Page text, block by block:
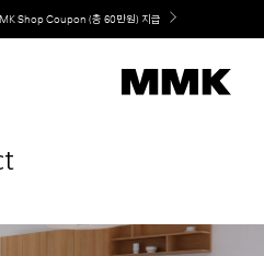
랜드 키친, MMK The Island 출시